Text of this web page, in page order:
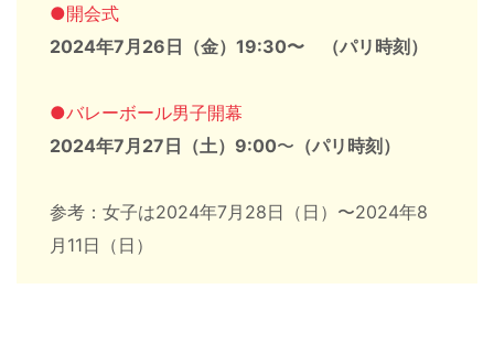
●開会式
2024年7月26日（金）19:30〜 （パリ時刻）
●バレーボール男子開幕
2024年7月27日（土）9:00〜 （パリ時刻）
参考：女子は2024年7月28日（日）〜2024年8
月11日（日）